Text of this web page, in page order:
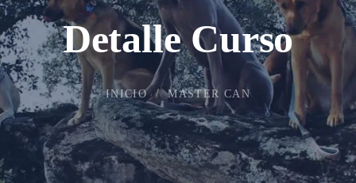
INICIO MASTER CAN
Detalle Curso